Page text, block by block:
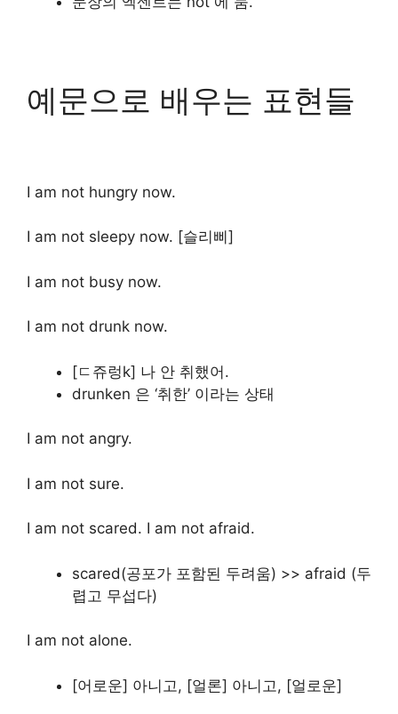
예문으로 배우는 표현들
I am not hungry now.
I am not sleepy now. [슬리삐]
I am not busy now.
I am not drunk now.
[ㄷ쥬렁k] 나 안 취했어.
drunken 은 ‘취한’ 이라는 상태
I am not angry.
I am not sure.
I am not scared. I am not afraid.
scared(공포가 포함된 두려움) >> afraid (두
렵고 무섭다)
I am not alone.
[어로운] 아니고, [얼론] 아니고, [얼로운]